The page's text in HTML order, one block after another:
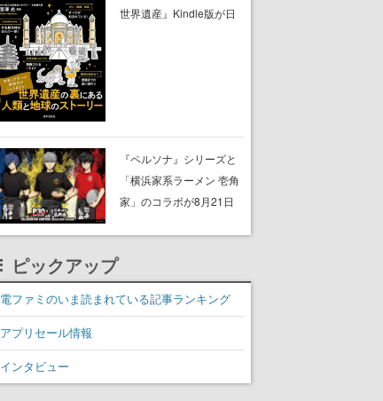
世界遺産』Kindle版が日
ぶ
『ペルソナ』シリーズと
「横浜家系ラーメン 壱角
家」のコラボが8月21日
ーメンがラインナップ
ピックアップ
電ファミのいま読まれている記事ランキング
アプリセール情報
インタビュー